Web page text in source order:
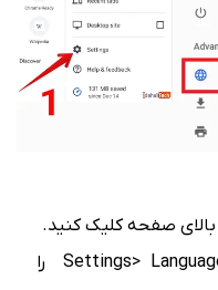
صفحه کلیک کنید.
Settings> Language & region>Search language را